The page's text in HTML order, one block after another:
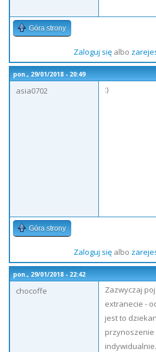
Góra strony
Zaloguj sięalbo
pon., 29/01/2018 - 20:49
asia0702
:)
Góra strony
Zaloguj sięalbo
pon., 29/01/2018 - 22:42
chocoffe
Zazwyczaj
extranecie -
jest to
przynoszenie
indywidualnie.